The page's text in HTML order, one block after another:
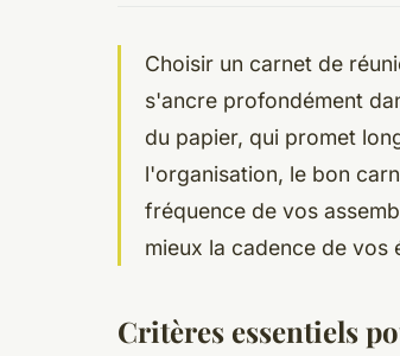
Choisir un carnet de
s'ancre profondément
du papier, qui promet
l'organisation, le bon
fréquence de vos
mieux la cadence de vos
Critères essentiels